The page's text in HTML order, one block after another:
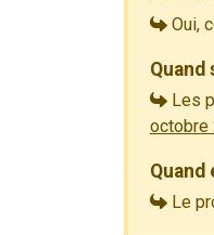
Oui,
Quand
Les
octobre
Le